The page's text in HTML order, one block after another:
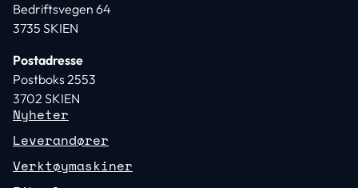
Bedriftsvegen 64
3735 SKIEN
Postadresse
Postboks 2553
3702 SKIEN
Nyheter
Leverandører
Verktøymaskiner